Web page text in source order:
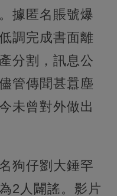
據匿名賬號爆
調完成書面離
分割，訊息公
管傳聞甚囂塵
未曾對外做出
狗仔劉大錘罕
2人闢謠。影片